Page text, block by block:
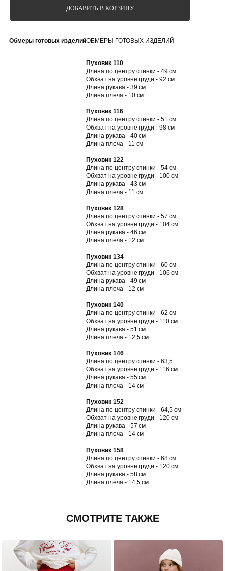
ДОБАВИТЬ В КОРЗИНУ
Обмеры готовых изделийОБМЕРЫ ГОТОВЫХ ИЗДЕЛИЙ
Пуховик 110
Длина по центру спинки - 49 см
Обхват на уровне груди - 92 см
Длина рукава - 39 см
Длина плеча - 10 см
Пуховик 116
Длина по центру спинки - 51 см
Обхват на уровне груди - 98 см
Длина рукава - 40 см
Длина плеча - 11 см
Пуховик 122
Длина по центру спинки - 54 см
Обхват на уровне груди - 100 см
Длина рукава - 43 см
Длина плеча - 11 см
Пуховик 128
Длина по центру спинки - 57 см
Обхват на уровне груди - 104 см
Длина рукава - 46 см
Длина плеча - 12 см
Пуховик 134
Длина по центру спинки - 60 см
Обхват на уровне груди - 106 см
Длина рукава - 49 см
Длина плеча - 12 см
Пуховик 140
Длина по центру спинки - 62 см
Обхват на уровне груди - 110 см
Длина рукава - 51 см
Длина плеча - 12,5 см
Пуховик 146
Длина по центру спинки - 63,5
Обхват на уровне груди - 116 см
Длина рукава - 55 см
Длина плеча - 14 см
Пуховик 152
Длина по центру спинки - 64,5 см
Обхват на уровне груди - 120 см
Длина рукава - 57 см
Длина плеча - 14 см
Пуховик 158
Длина по центру спинки - 68 см
Обхват на уровне груди - 120 см
Длина рукава - 58 см
Длина плеча - 14,5 см
СМОТРИТЕ ТАКЖЕ